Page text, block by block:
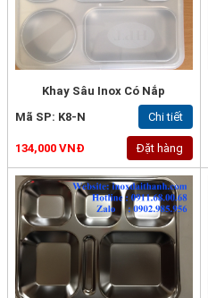
Khay Sâu Inox Có Nắp
Mã SP: K8-N
Chi tiết
134,000 VNĐ Đặt hàng